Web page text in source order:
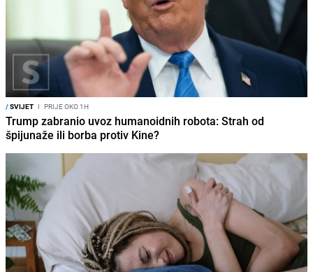
/SVIJET I PRIJE OKO 1H
Trump zabranio uvoz humanoidnih robota: Strah od
špijunaže ili borba protiv Kine?